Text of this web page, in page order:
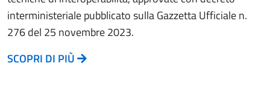
interministeriale pubblicato sulla Gazzetta Ufficiale n.
276 del 25 novembre 2023.
SCOPRI DI PIÙ